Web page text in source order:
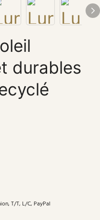
durables
T/T, L/C, PayPal